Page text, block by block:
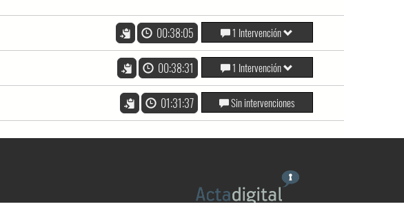
00:38:05 1 Intervención
00:38:31 1 Intervención
01:31:37 Sin intervenciones